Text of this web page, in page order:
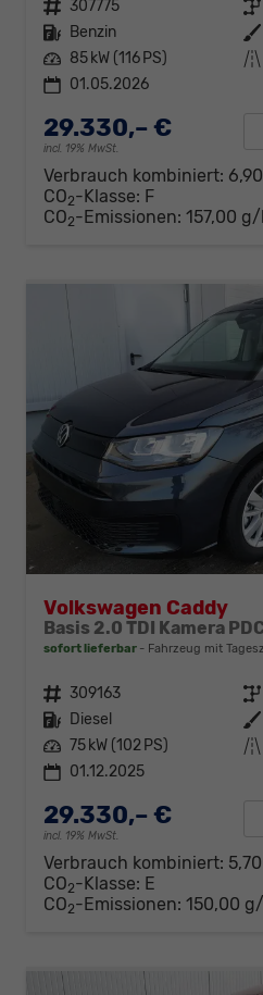
Fahrzeugnr. 307775 Getriebe
Kraftstoff Benzin Außenfarbe
Leistung 85 kW (116 PS) Kilometerstand
01.05.2026
29.330,– €
incl. 19% MwSt.
Verbrauch kombiniert:
CO2-Klasse: F
CO2-Emissionen: 157,00
Volkswagen Caddy
Basis 2.0 TDI Kamera
sofort lieferbar Fahrzeug mit
Fahrzeugnr. 309163 Getriebe
Kraftstoff Diesel Außenfarbe
Leistung 75 kW (102 PS) Kilometerstand
01.12.2025
29.330,– €
incl. 19% MwSt.
Verbrauch kombiniert:
CO2-Klasse: E
CO2-Emissionen: 150,00